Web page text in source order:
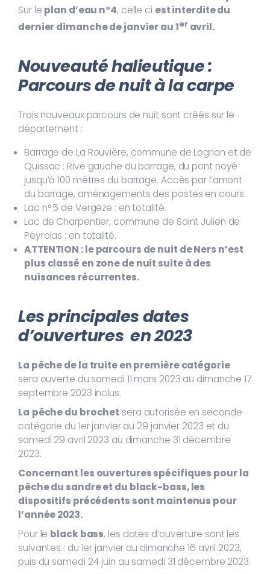
Sur le plan d’eau n°4, celle ci est interdite du
dernier dimanche de janvier au 1eravril.
Nouveauté halieutique :
Parcours de nuit à la carpe
Trois nouveaux parcours de nuit sont créés sur le
département :
Barrage de La Rouvière, commune de Logrian et de
Quissac : Rive gauche du barrage, du pont noyé
jusqu’à 100 mètres du barrage. Accès par l’amont
du barrage, aménagements des postes en cours.
Lac n° 5 de Vergèze : en totalité.
Lac de Charpentier, commune de Saint Julien de
Peyrolas : en totalité.
ATTENTION : le parcours de nuit de Ners n’est
plus classé en zone de nuit suite à des
nuisances récurrentes.
Les principales dates
d’ouvertures en 2023
La pêche de la truite en première catégorie
sera ouverte du samedi 11 mars 2023 au dimanche 17
septembre 2023 inclus.
La pêche du brochet sera autorisée en seconde
catégorie du 1er janvier au 29 janvier 2023 et du
samedi 29 avril 2023 au dimanche 31 décembre
2023.
Concernant les ouvertures spécifiques pour la
pêche du sandre et du black-bass, les
dispositifs précédents sont maintenus pour
l’année 2023.
Pour le black bass, les dates d’ouverture sont les
suivantes : du 1er janvier au dimanche 16 avril 2023,
puis du samedi 24 juin au samedi 31 décembre 2023.